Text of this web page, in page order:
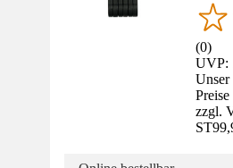
(0)
UVP:
zzgl.
ST